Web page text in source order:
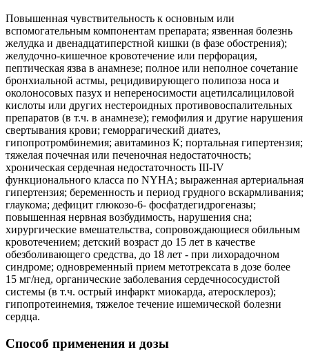
Повышенная чувствительность к основным или
вспомогательным компонентам препарата; язвенная болезнь
желудка и двенадцатиперстной кишки (в фазе обострения);
желудочно-кишечное кровотечение или перфорация,
пептическая язва в анамнезе; полное или неполное сочетание
бронхиальной астмы, рецидивирующего полипоза носа и
околоносовых пазух и непереносимости ацетилсалициловой
кислоты или других нестероидных противовоспалительных
препаратов (в т.ч. в анамнезе); гемофилия и другие нарушения
свертывания крови; геморрагический диатез,
гипопротромбинемия; авитаминоз К; портальная гипертензия;
тяжелая почечная или печеночная недостаточность;
хроническая сердечная недостаточность III-IV
функционального класса по NYHA; выраженная артериальная
гипертензия; беременность и период грудного вскармливания;
глаукома; дефицит глюкозо-6- фосфатдегидрогеназы;
повышенная нервная возбудимость, нарушения сна;
хирургические вмешательства, сопровождающиеся обильным
кровотечением; детский возраст до 15 лет в качестве
обезболивающего средства, до 18 лет - при лихорадочном
синдроме; одновременный прием метотрексата в дозе более
15 мг/нед, органические заболевания сердечнососудистой
системы (в т.ч. острый инфаркт миокарда, атеросклероз);
гипопротеинемия, тяжелое течение ишемической болезни
сердца.
Способ применения и дозы